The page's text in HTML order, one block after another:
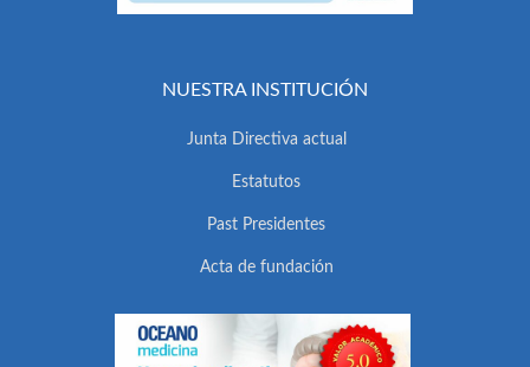
NUESTRA INSTITUCIÓN
Junta Directiva actual
Estatutos
Past Presidentes
Acta de fundación